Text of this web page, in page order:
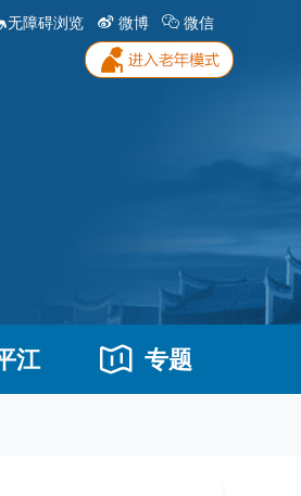
无障碍浏览 微博 微信
江 专题